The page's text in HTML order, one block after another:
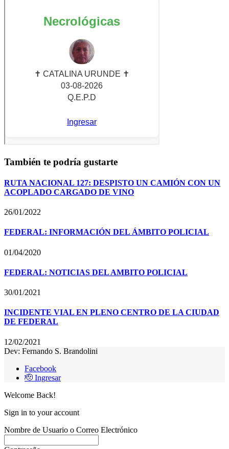
También te podría gustarte
RUTA NACIONAL 127: DESPISTO UN CAMIÓN CON UN
ACOPLADO CARGADO DE VINO
26/01/2022
FEDERAL: INFORMACIÓN DEL ÁMBITO POLICIAL
01/04/2020
FEDERAL: NOTICIAS DEL AMBITO POLICIAL
30/01/2021
INCIDENTE VIAL EN PLENO CENTRO DE LA CIUDAD
DE FEDERAL
12/02/2021
Dev: Fernando S. Brandolini
Facebook
🫡 Ingresar
Welcome Back!
Sign in to your account
Nombre de Usuario o Correo Electrónico